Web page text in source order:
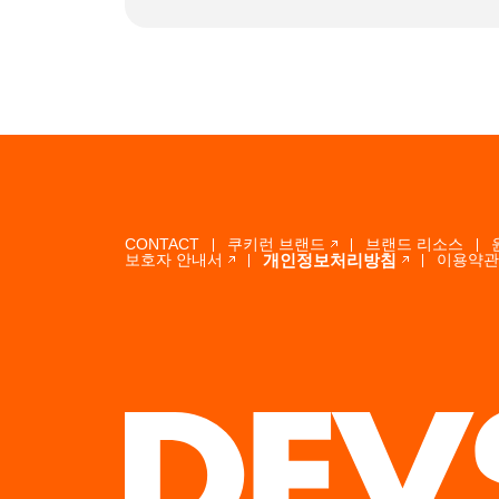
CONTACT 쿠키런 브랜드 브랜드 리소스
보호자 안내서
개인정보처리방침 이용약